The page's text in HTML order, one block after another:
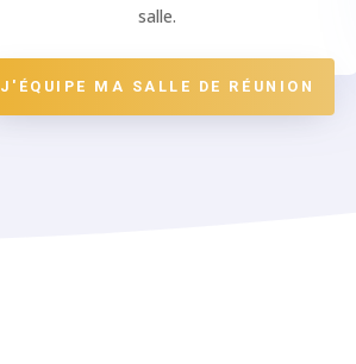
salle.
J'ÉQUIPE MA SALLE DE RÉUNION